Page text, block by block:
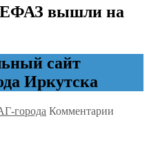
вышли на
сайт
Иркутска
города Комментарии